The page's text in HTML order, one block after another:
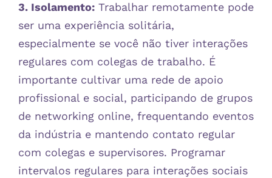
3. Isolamento: Trabalhar remotamente pode
ser uma experiência solitária,
especialmente se você não tiver interações
regulares com colegas de trabalho. É
importante cultivar uma rede de apoio
profissional e social, participando de grupos
de networking online, frequentando eventos
da indústria e mantendo contato regular
com colegas e supervisores. Programar
intervalos regulares para interações sociais